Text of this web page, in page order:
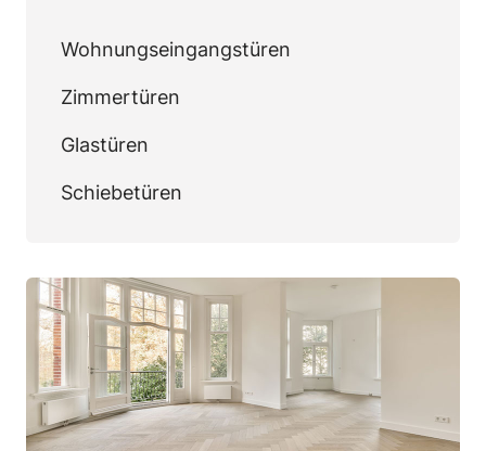
Wohnungseingangstüren
Zimmertüren
Glastüren
Schiebetüren